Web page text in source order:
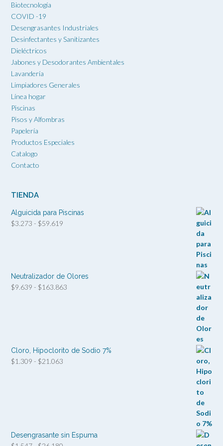
Biotecnología
COVID -19
Desengrasantes Industriales
Desinfectantes y Sanitizantes
Dieléctricos
Jabones y Desodorantes Ambientales
Lavandería
Limpiadores Generales
Línea hogar
Piscinas
Pisos y Alfombras
Papelería
Productos Especiales
Catalogo
Contacto
TIENDA
Alguicida para Piscinas
$3.273 - $59.619
hasta
$59.619
Neutralizador de Olores
$9.639 - $163.863
$163.863
Cloro, Hipoclorito de Sodio 7%
$1.309 - $21.063
Desengrasante sin Espuma